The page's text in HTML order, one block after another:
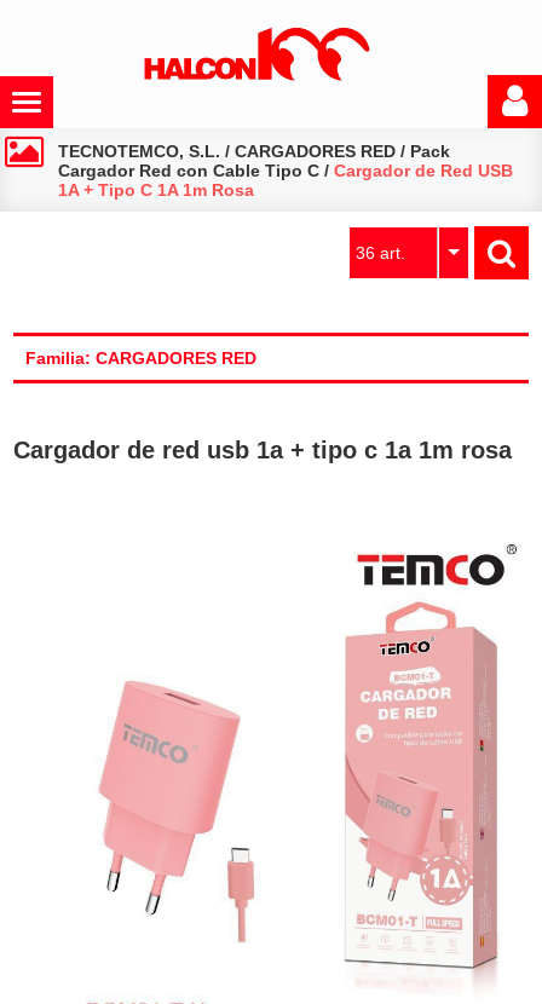
TECNOTEMCO, S.L. /CARGADORES RED / Pack
Cargador Red con Cable Tipo C /Cargador de Red USB
1A + Tipo C 1A 1m Rosa
36 art.
Familia: CARGADORES RED
Cargador de red usb 1a + tipo c 1a 1m rosa